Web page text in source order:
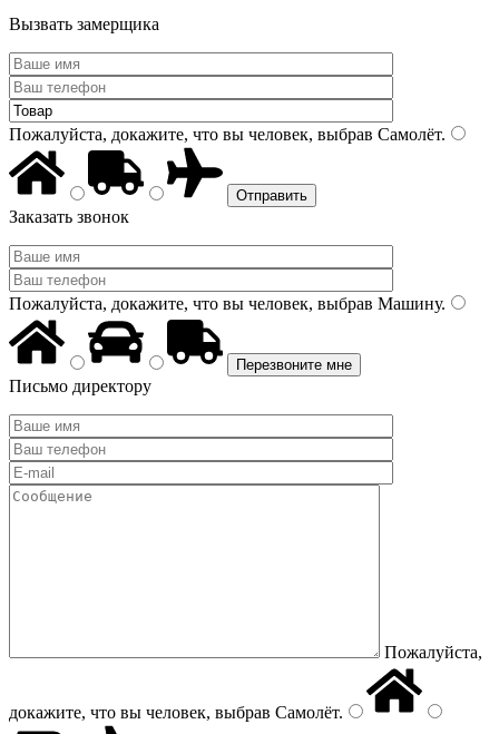
Вызвать замерщика
Пожалуйста, докажите, что вы человек, выбрав Самолёт.
Заказать звонок
Пожалуйста, докажите, что вы человек, выбрав Машину.
Письмо директору
Пожалуйста,
докажите, что вы человек, выбрав Самолёт.